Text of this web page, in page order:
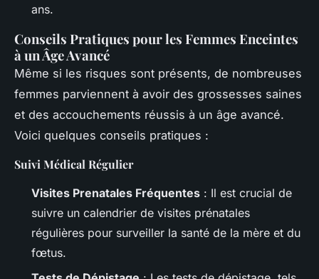
ans.
Conseils Pratiques pour les Femmes Enceintes
à un Âge Avancé
Même si les risques sont présents, de nombreuses
femmes parviennent à avoir des grossesses saines
et des accouchements réussis à un âge avancé.
Voici quelques conseils pratiques :
Suivi Médical Régulier
Visites Prenatales Fréquentes : Il est crucial de
suivre un calendrier de visites prénatales
régulières pour surveiller la santé de la mère et du
fœtus.